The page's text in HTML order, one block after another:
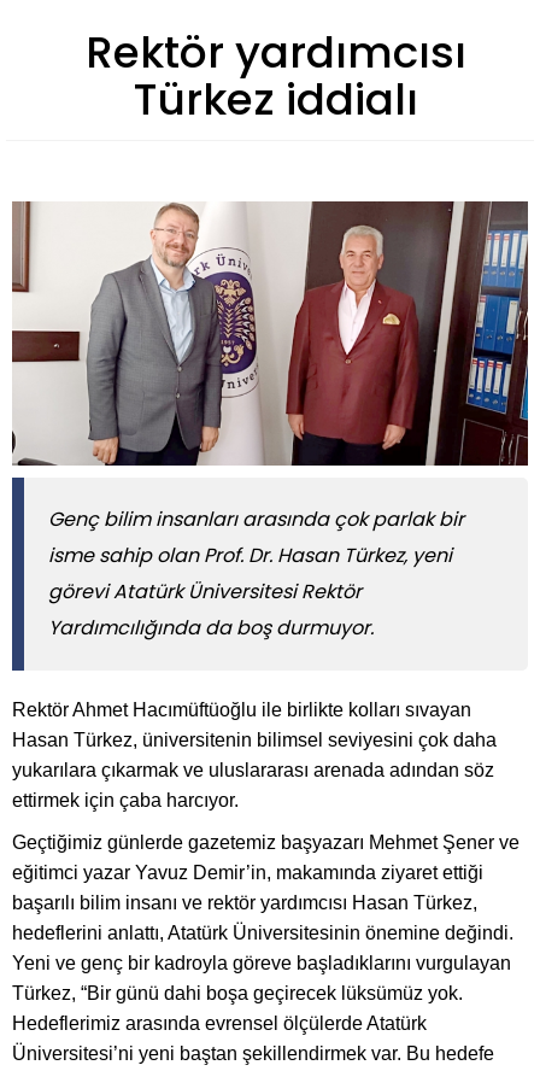
Rektör yardımcısı
Türkez iddialı
Genç bilim insanları arasında çok parlak bir
isme sahip olan Prof. Dr. Hasan Türkez, yeni
görevi Atatürk Üniversitesi Rektör
Yardımcılığında da boş durmuyor.
Rektör Ahmet Hacımüftüoğlu ile birlikte kolları sıvayan
Hasan Türkez, üniversitenin bilimsel seviyesini çok daha
yukarılara çıkarmak ve uluslararası arenada adından söz
ettirmek için çaba harcıyor.
Geçtiğimiz günlerde gazetemiz başyazarı Mehmet Şener ve
eğitimci yazar Yavuz Demir’in, makamında ziyaret ettiği
başarılı bilim insanı ve rektör yardımcısı Hasan Türkez,
hedeflerini anlattı, Atatürk Üniversitesinin önemine değindi.
Yeni ve genç bir kadroyla göreve başladıklarını vurgulayan
Türkez, “Bir günü dahi boşa geçirecek lüksümüz yok.
Hedeflerimiz arasında evrensel ölçülerde Atatürk
Üniversitesi’ni yeni baştan şekillendirmek var. Bu hedefe